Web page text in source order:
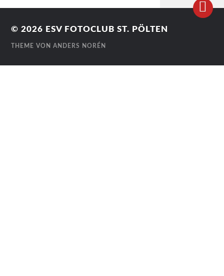
© 2026 ESV FOTOCLUB ST. PÖLTEN
THEME VONANDERS NORÉN